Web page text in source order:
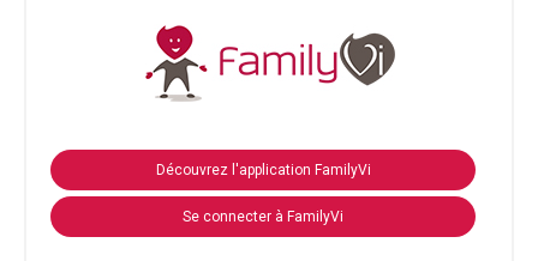
Découvrez l'application FamilyVi
Se connecter à FamilyVi